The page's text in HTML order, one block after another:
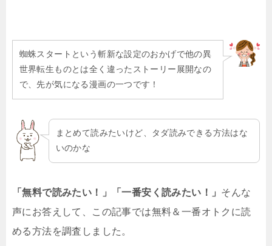
蜘蛛スタートという斬新な設定のおかげで他の異
世界転生ものとは全く違ったストーリー展開なの
で、先が気になる漫画の一つです！
まとめて読みたいけど、タダ読みできる方法はな
いのかな
「無料で読みたい！」「一番安く読みたい！」 そんな
声にお答えして、この記事では無料＆一番オトクに読
める方法を調査しました。